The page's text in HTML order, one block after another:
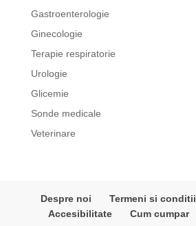
Gastroenterologie
Ginecologie
Terapie respiratorie
Urologie
Glicemie
Sonde medicale
Veterinare
Despre noi Termeni si conditii
Accesibilitate
Cum cumpar